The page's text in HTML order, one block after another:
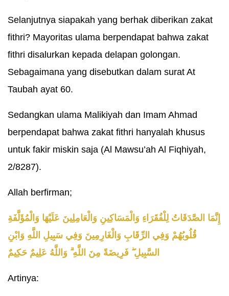
Selanjutnya siapakah yang berhak diberikan zakat
fithri? Mayoritas ulama berpendapat bahwa zakat
fithri disalurkan kepada delapan golongan.
Sebagaimana yang disebutkan dalam surat At
Taubah ayat 60.
Sedangkan ulama Malikiyah dan Imam Ahmad
berpendapat bahwa zakat fithri hanyalah khusus
untuk fakir miskin saja (Al Mawsu’ah Al Fiqhiyah,
2/8287).
Allah berfirman;
إِنَّمَا الصَّدَقَاتُ لِلْفُقَرَاءِ وَالْمَسَاكِينِ وَالْعَامِلِينَ عَلَيْهَا وَالْمُؤَلَّفَةِ
قُلُوبُهُمْ وَفِي الرِّقَابِ وَالْغَارِمِينَ وَفِي سَبِيلِ اللَّهِ وَابْنِ
السَّبِيلِ ۖ فَرِيضَةً مِنَ اللَّهِ ۗ وَاللَّهُ عَلِيمٌ حَكِيمٌ
Artinya: